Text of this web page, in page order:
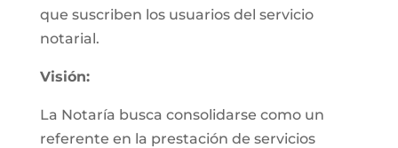
que suscriben los usuarios del servicio
notarial.
Visión:
La Notaría busca consolidarse como un
referente en la prestación de servicios